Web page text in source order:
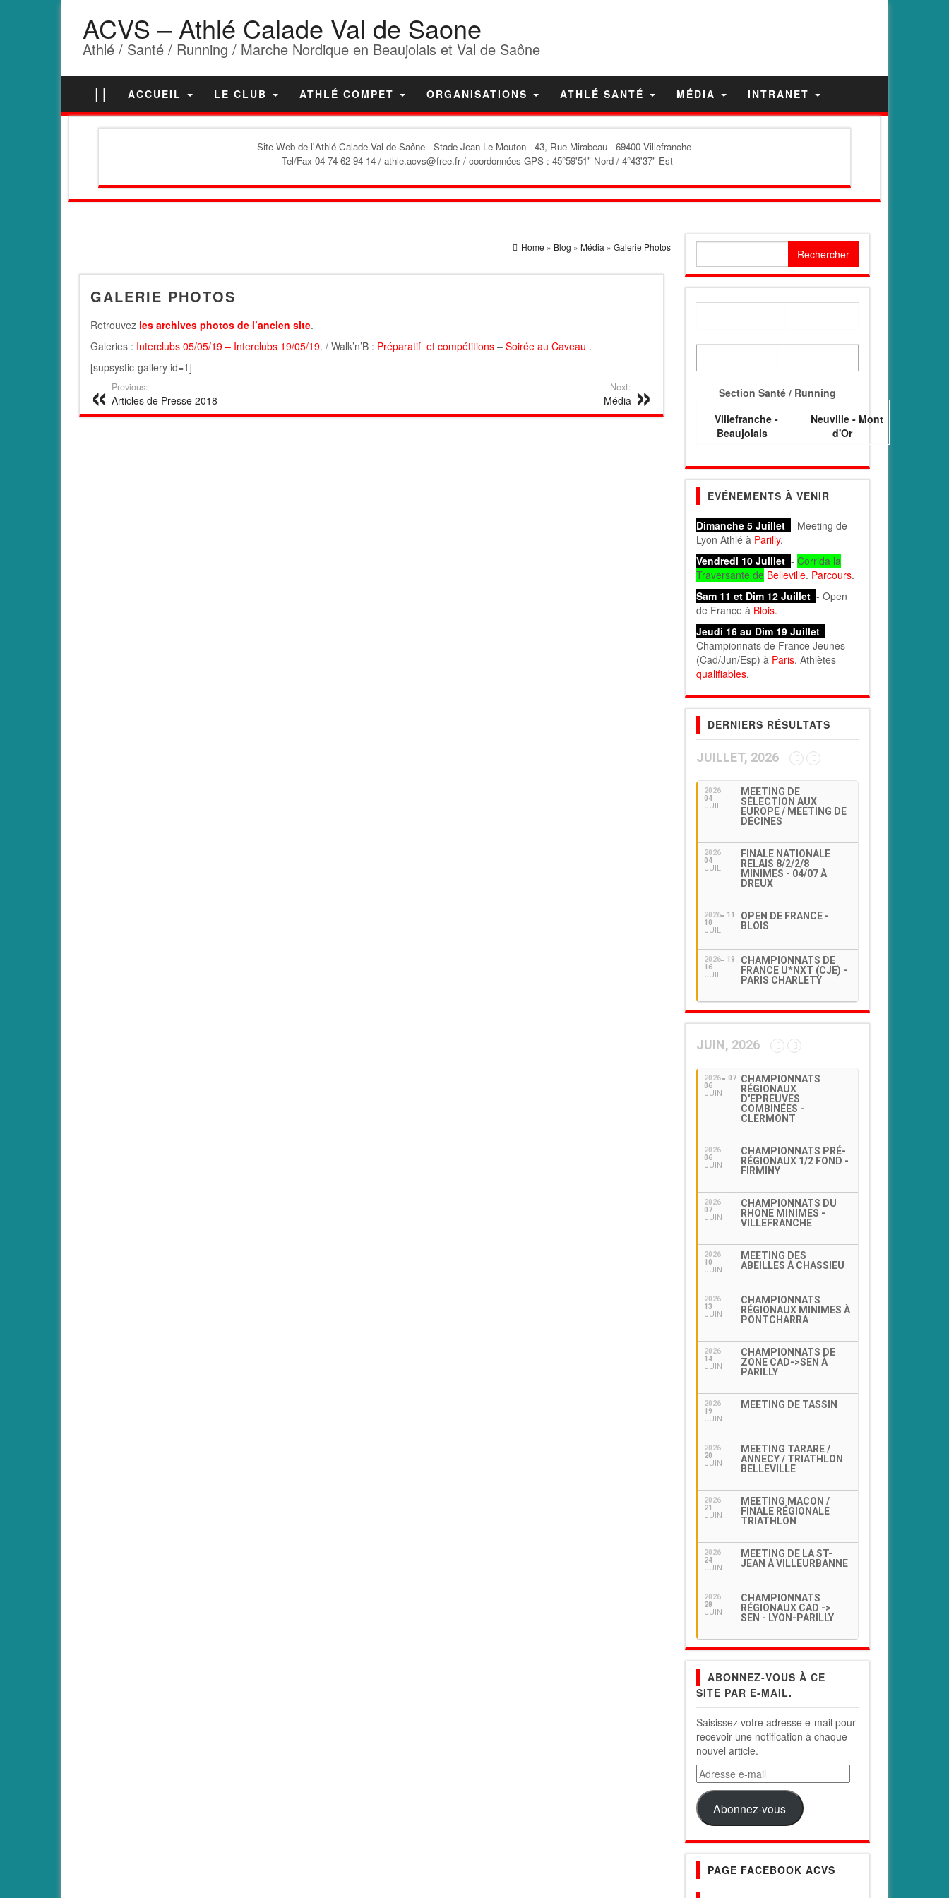
ACVS – Athlé Calade Val de Saone
Athlé / Santé / Running / Marche Nordique en Beaujolais et Val de Saône
ACCUEIL LE CLUB ATHLÉ COMPET ORGANISATIONS ATHLÉ SANTÉ MÉDIA INTRANET
Site Web de l'Athlé Calade Val de Saône - Stade Jean Le Mouton - 43, Rue Mirabeau - 69400 Villefranche -
Tel/Fax 04-74-62-94-14 / athle.acvs@free.fr / coordonnées GPS : 45°59'51" Nord / 4°43'37" Est
Home » Blog » Média » Galerie Photos
GALERIE PHOTOS
Retrouvez les archives photos de l’ancien site.
Galeries : Interclubs 05/05/19 – Interclubs 19/05/19. / Walk’n’B : Préparatif et compétitions – Soirée au Caveau .
[supsystic-gallery id=1]
Previous:
Articles de Presse 2018
Next:
Média
Section Santé / Running
Villefranche -
Beaujolais
Neuville - Mont
d'Or
EVÉNEMENTS À VENIR
Dimanche 5 Juillet - Meeting de
Lyon Athlé à Parilly.
Vendredi 10 Juillet - Corrida la
Traversante de Belleville. Parcours.
Sam 11 et Dim 12 Juillet - Open
de France à Blois.
Jeudi 16 au Dim 19 Juillet -
Championnats de France Jeunes
(Cad/Jun/Esp) à Paris. Athlètes
qualifiables.
DERNIERS RÉSULTATS
JUILLET, 2026
2026
04
JUIL
MEETING DE
SÉLECTION AUX
EUROPE / MEETING DE
DÉCINES
2026
04
JUIL
FINALE NATIONALE
RELAIS 8/2/2/8
MINIMES - 04/07 À
DREUX
2026
10
JUIL
11
OPEN DE FRANCE -
BLOIS
2026
16
JUIL
19
CHAMPIONNATS DE
FRANCE U*NXT (CJE) -
PARIS CHARLETY
JUIN, 2026
2026
06
JUIN
07
CHAMPIONNATS
RÉGIONAUX
D'EPREUVES
COMBINÉES -
CLERMONT
2026
06
JUIN
CHAMPIONNATS PRÉ-
RÉGIONAUX 1/2 FOND -
FIRMINY
2026
07
JUIN
CHAMPIONNATS DU
RHONE MINIMES -
VILLEFRANCHE
2026
10
JUIN
MEETING DES
ABEILLES À CHASSIEU
2026
13
JUIN
CHAMPIONNATS
RÉGIONAUX MINIMES À
PONTCHARRA
2026
14
JUIN
CHAMPIONNATS DE
ZONE CAD->SEN À
PARILLY
2026
19
JUIN
MEETING DE TASSIN
2026
20
JUIN
MEETING TARARE /
ANNECY / TRIATHLON
BELLEVILLE
2026
21
JUIN
MEETING MACON /
FINALE RÉGIONALE
TRIATHLON
2026
24
JUIN
MEETING DE LA ST-
JEAN À VILLEURBANNE
2026
28
JUIN
CHAMPIONNATS
RÉGIONAUX CAD ->
SEN - LYON-PARILLY
ABONNEZ-VOUS À CE
SITE PAR E-MAIL.
Saisissez votre adresse e-mail pour
recevoir une notification à chaque
nouvel article.
Adresse
e-
mail
Abonnez-vous
PAGE FACEBOOK ACVS